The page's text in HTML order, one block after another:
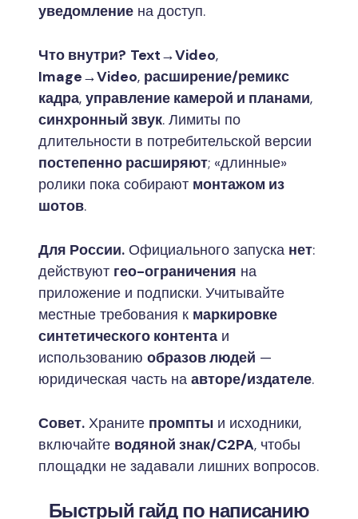
уведомление на доступ.
Что внутри? Text→Video,
Image→Video, расширение/ремикс
кадра, управление камерой и планами,
синхронный звук. Лимиты по
длительности в потребительской версии
постепенно расширяют; «длинные»
ролики пока собирают монтажом из
шотов.
Для России. Официального запуска нет:
действуют гео-ограничения на
приложение и подписки. Учитывайте
местные требования к маркировке
синтетического контента и
использованию образов людей —
юридическая часть на авторе/издателе.
Совет. Храните промпты и исходники,
включайте водяной знак/C2PA, чтобы
площадки не задавали лишних вопросов.
Быстрый гайд по написанию